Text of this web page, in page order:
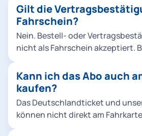
Gilt die
Fahrschein?
Nein. Bestell- oder
nicht als Fahrschein akzeptiert. Bitte beachten Sie,
Stunden (HandyTicket) bzw. bis
(Chipkarte) dauern kann.
Kann ich das Abo auch
kaufen?
Das Deutschlandticket und
können nicht direkt am